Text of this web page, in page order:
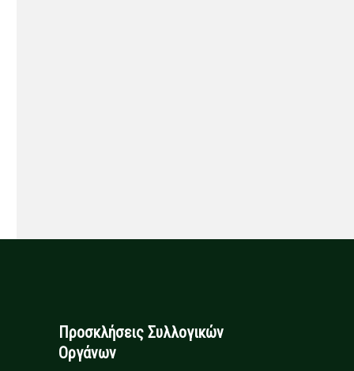
Προσκλήσεις Συλλογικών
Οργάνων